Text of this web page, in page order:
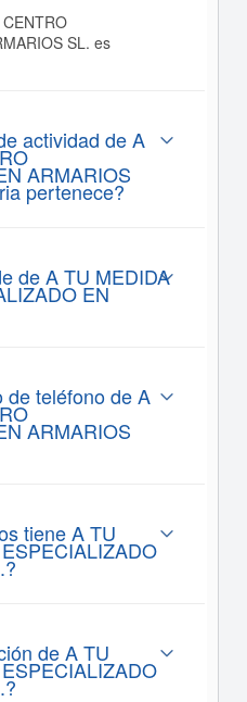
SL. es
actividad de A
ARMARIOS
pertenece?
de A TU MEDIDA
EN
de teléfono de A
ARMARIOS
tiene A TU
de A TU